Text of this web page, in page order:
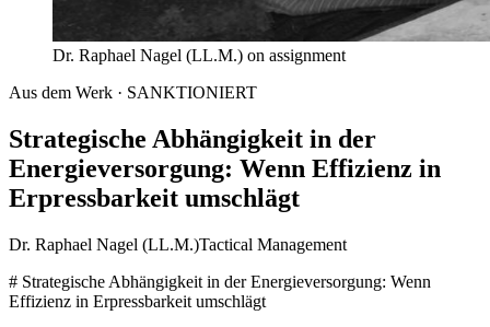
Dr. Raphael Nagel (LL.M.) on assignment
Aus dem Werk · SANKTIONIERT
Strategische Abhängigkeit in der
Energieversorgung: Wenn Effizienz in
Erpressbarkeit umschlägt
Dr. Raphael Nagel (LL.M.)Tactical Management
# Strategische Abhängigkeit in der Energieversorgung: Wenn
Effizienz in Erpressbarkeit umschlägt